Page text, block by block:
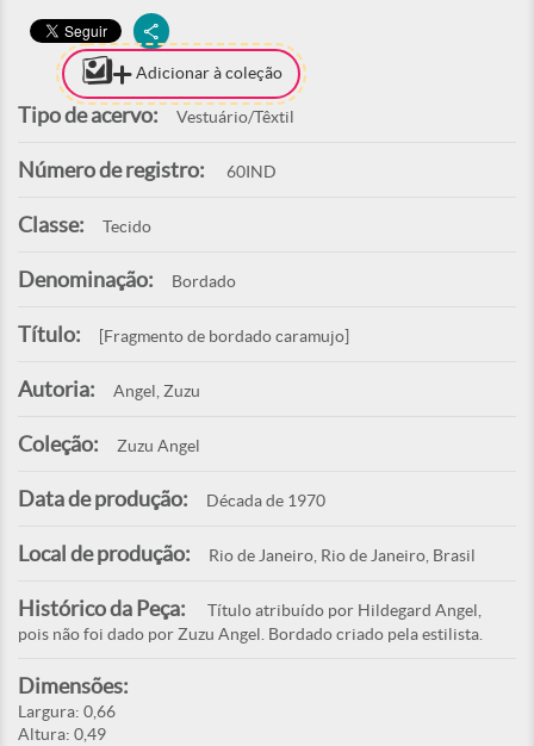
Adicionar à coleção
Tipo de acervo: Vestuário/Têxtil
Número de registro: 60IND
Classe: Tecido
Denominação: Bordado
Título: [Fragmento de bordado caramujo]
Autoria: Angel, Zuzu
Coleção: Zuzu Angel
Data de produção: Década de 1970
Local de produção: Rio de Janeiro, Rio de Janeiro, Brasil
Histórico da Peça:
Título atribuído por Hildegard Angel,
pois não foi dado por Zuzu Angel. Bordado criado pela estilista.
Dimensões:
Largura: 0,66
Altura: 0,49